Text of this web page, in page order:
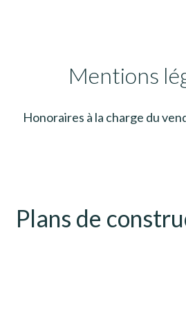
Mentions
Honoraires à la charge du
Plans de